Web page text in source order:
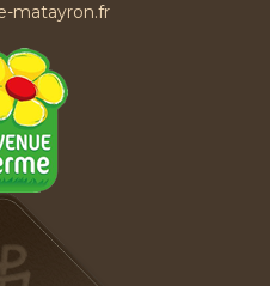
matayron.fr